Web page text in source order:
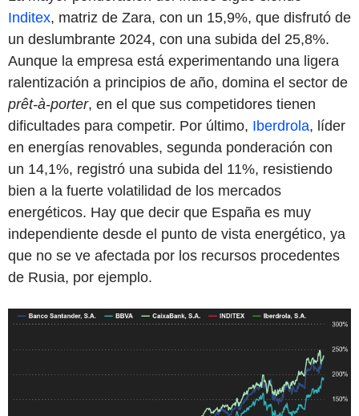
Inditex, matriz de Zara, con un 15,9%, que disfrutó de
un deslumbrante 2024, con una subida del 25,8%.
Aunque la empresa está experimentando una ligera
ralentización a principios de año, domina el sector de
prêt-à-porter, en el que sus competidores tienen
dificultades para competir. Por último, Iberdrola, líder
en energías renovables, segunda ponderación con
un 14,1%, registró una subida del 11%, resistiendo
bien a la fuerte volatilidad de los mercados
energéticos. Hay que decir que España es muy
independiente desde el punto de vista energético, ya
que no se ve afectada por los recursos procedentes
de Rusia, por ejemplo.